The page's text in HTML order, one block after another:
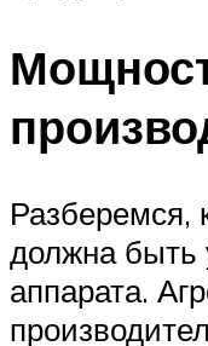
Разберемся,
должна быть
аппарата.